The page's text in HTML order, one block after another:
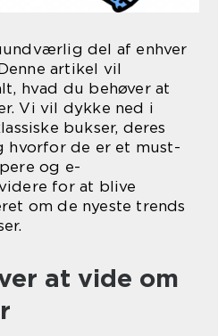
del af enhver
artikel vil
hvad du behøver at
Vi vil dykke ned i
bukser, deres
hvorfor de er et must-
og e-
for at blive
om de nyeste trends
at vide om